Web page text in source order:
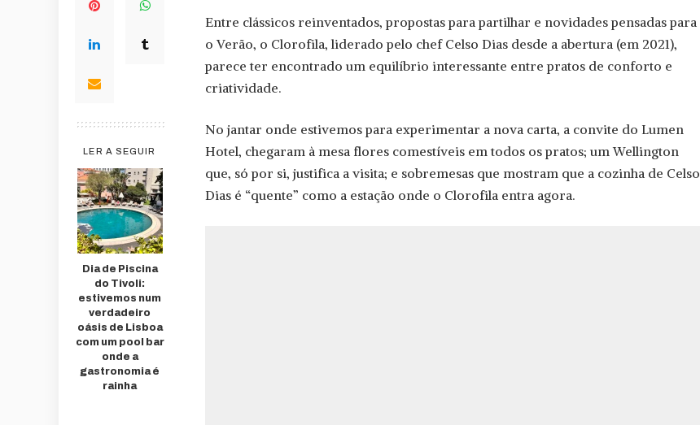
LER A SEGUIR
Dia de Piscina
do Tivoli:
estivemos num
verdadeiro
oásis de Lisboa
com um pool bar
onde a
gastronomia é
rainha
Entre clássicos reinventados, propostas para partilhar e novidades pensadas para
o Verão, o Clorofila, liderado pelo chef Celso Dias desde a abertura (em 2021),
parece ter encontrado um equilíbrio interessante entre pratos de conforto e
criatividade.
No jantar onde estivemos para experimentar a nova carta, a convite do Lumen
Hotel, chegaram à mesa flores comestíveis em todos os pratos; um Wellington
que, só por si, justifica a visita; e sobremesas que mostram que a cozinha de Celso
Dias é “quente” como a estação onde o Clorofila entra agora.